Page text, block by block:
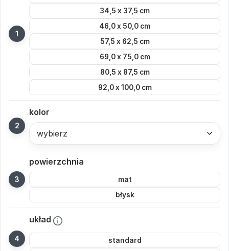
34,5 x 37,5 cm
46,0 x 50,0 cm
57,5 x 62,5 cm
69,0 x 75,0 cm
80,5 x 87,5 cm
92,0 x 100,0 cm
kolor
wybierz
powierzchnia
mat
błysk
układ
standard